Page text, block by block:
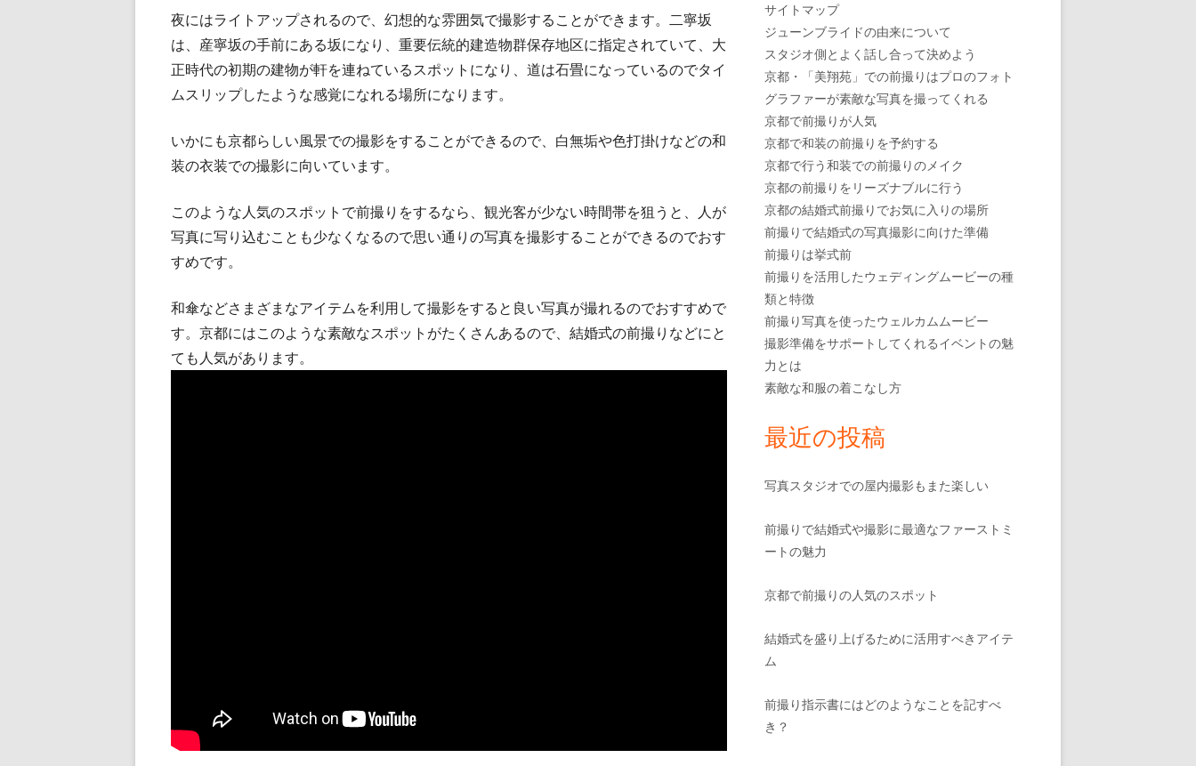
夜にはライトアップされるので、幻想的な雰囲気で撮影することができます。二寧坂
は、産寧坂の手前にある坂になり、重要伝統的建造物群保存地区に指定されていて、大
正時代の初期の建物が軒を連ねているスポットになり、道は石畳になっているのでタイ
ムスリップしたような感覚になれる場所になります。
いかにも京都らしい風景での撮影をすることができるので、白無垢や色打掛けなどの和
装の衣装での撮影に向いています。
このような人気のスポットで前撮りをするなら、観光客が少ない時間帯を狙うと、人が
写真に写り込むことも少なくなるので思い通りの写真を撮影することができるのでおす
すめです。
和傘などさまざまなアイテムを利用して撮影をすると良い写真が撮れるのでおすすめで
す。京都にはこのような素敵なスポットがたくさんあるので、結婚式の前撮りなどにと
ても人気があります。
サイトマップ
ジューンブライドの由来について
スタジオ側とよく話し合って決めよう
京都・「美翔苑」での前撮りはプロのフォト
グラファーが素敵な写真を撮ってくれる
京都で前撮りが人気
京都で和装の前撮りを予約する
京都で行う和装での前撮りのメイク
京都の前撮りをリーズナブルに行う
京都の結婚式前撮りでお気に入りの場所
前撮りで結婚式の写真撮影に向けた準備
前撮りは挙式前
前撮りを活用したウェディングムービーの種
類と特徴
前撮り写真を使ったウェルカムムービー
撮影準備をサポートしてくれるイベントの魅
力とは
素敵な和服の着こなし方
最近の投稿
写真スタジオでの屋内撮影もまた楽しい
前撮りで結婚式や撮影に最適なファーストミ
ートの魅力
京都で前撮りの人気のスポット
結婚式を盛り上げるために活用すべきアイテ
ム
前撮り指示書にはどのようなことを記すべ
き？